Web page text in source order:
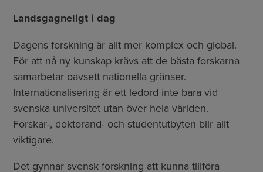
Landsgagneligt i dag
Dagens forskning är allt mer komplex och global.
För att nå ny kunskap krävs att de bästa forskarna
samarbetar oavsett nationella gränser.
Internationalisering är ett ledord inte bara vid
svenska universitet utan över hela världen.
Forskar-, doktorand- och studentutbyten blir allt
viktigare.
Det gynnar svensk forskning att kunna tillföra